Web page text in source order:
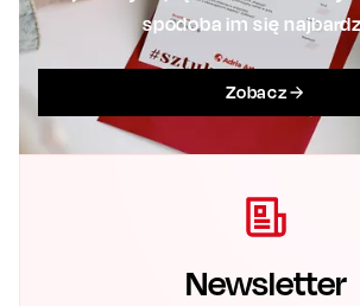
spodoba im się
Zobacz
Newsletter